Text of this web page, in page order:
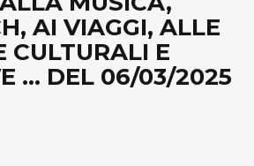
AI VIAGGI, ALLE
CULTURALI E
... DEL 06/03/2025